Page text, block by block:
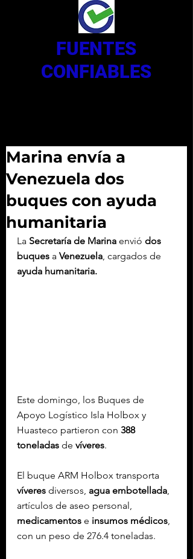
FUENTES
CONFIABLES
Marina envía a
Venezuela dos
buques con ayuda
humanitaria
La Secretaría de Marina envió dos
buques a Venezuela, cargados de
ayuda humanitaria.
Este domingo, los Buques de
Apoyo Logístico Isla Holbox y
Huasteco partieron con 388
toneladas de víveres.
El buque ARM Holbox transporta
víveres diversos, agua embotellada
artículos de aseo personal,
medicamentos e insumos médicos
con un peso de 276.4 toneladas.